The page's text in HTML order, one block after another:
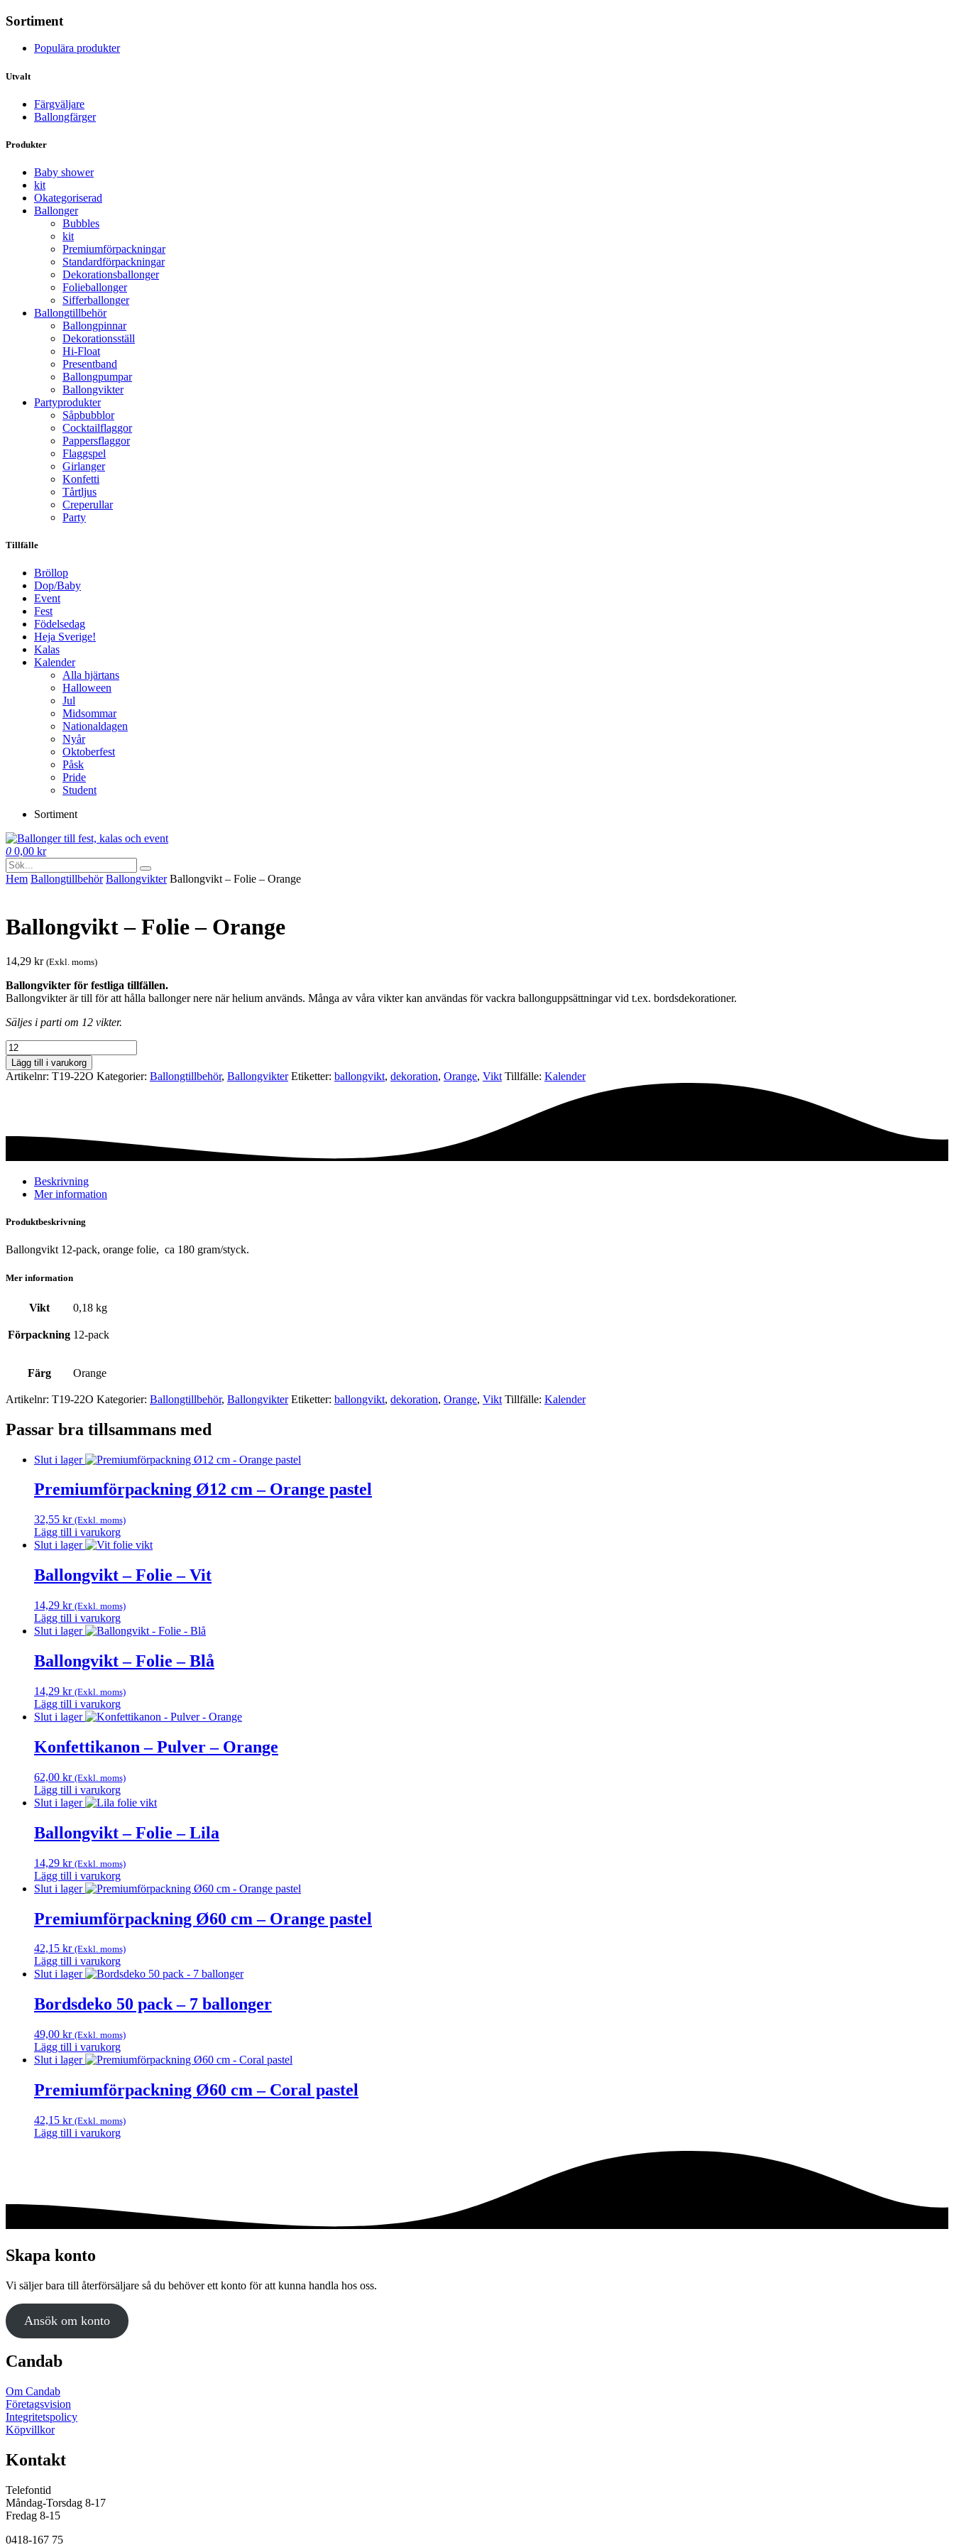
Sortiment
Populära produkter
Utvalt
Färgväljare
Ballongfärger
Produkter
Baby shower
kit
Okategoriserad
Ballonger
Bubbles
kit
Premium­förpackningar
Standard­­förpackningar
Dekorations­ballonger
Folie­­­ballonger
Siffer­­ballonger
Ballong­tillbehör
Ballongpinnar
Dekorationsställ
Hi-Float
Presentband
Ballongpumpar
Ballong­vikter
Party­­produkter
Såpbubblor
Cocktail­flaggor
Pappers­flaggor
Flaggspel
Girlanger
Konfetti
Tårtljus
Creperullar
Party
Tillfälle
Bröllop
Dop/Baby
Event
Fest
Födelsedag
Heja Sverige!
Kalas
Kalender
Alla hjärtans
Halloween
Jul
Midsommar
Nationaldagen
Nyår
Oktoberfest
Påsk
Pride
Student
Sortiment
0 0,00 kr
Hem Ballong­tillbehör Ballong­vikter Ballongvikt – Folie – Orange
Ballongvikt – Folie – Orange
14,29 kr (Exkl. moms)
Ballongvikter för festliga tillfällen.
Ballongvikter är till för att hålla ballonger nere när helium används. Många av våra vikter kan användas för vackra ballonguppsättningar vid t.ex. bordsdekorationer.
Säljes i parti om 12 vikter.
Ballongvikt
-
Folie
-
Lägg till i varukorg
Artikelnr: T19-22O Kategorier: Ballong­tillbehör, Ballong­vikter Etiketter: ballongvikt, dekoration, Orange, Vikt Tillfälle: Kalender
Beskrivning
Mer information
Produktbeskrivning
Ballongvikt 12-pack, orange folie, ca 180 gram/styck.
Mer information
Vikt 0,18 kg
Förpackning 12-pack
Färg Orange
Artikelnr: T19-22O Kategorier: Ballong­tillbehör, Ballong­vikter Etiketter: ballongvikt, dekoration, Orange, Vikt Tillfälle: Kalender
Passar bra tillsammans med
Slut i lager
Premiumförpackning Ø12 cm – Orange pastel
32,55 kr (Exkl. moms)
Lägg till i varukorg
Slut i lager
Ballongvikt – Folie – Vit
14,29 kr (Exkl. moms)
Lägg till i varukorg
Slut i lager
Ballongvikt – Folie – Blå
14,29 kr (Exkl. moms)
Lägg till i varukorg
Slut i lager
Konfettikanon – Pulver – Orange
62,00 kr (Exkl. moms)
Lägg till i varukorg
Slut i lager
Ballongvikt – Folie – Lila
14,29 kr (Exkl. moms)
Lägg till i varukorg
Slut i lager
Premiumförpackning Ø60 cm – Orange pastel
42,15 kr (Exkl. moms)
Lägg till i varukorg
Slut i lager
Bordsdeko 50 pack – 7 ballonger
49,00 kr (Exkl. moms)
Lägg till i varukorg
Slut i lager
Premiumförpackning Ø60 cm – Coral pastel
42,15 kr (Exkl. moms)
Lägg till i varukorg
Skapa konto
Vi säljer bara till återförsäljare så du behöver ett konto för att kunna handla hos oss.
Ansök om konto
Candab
Om Candab
Företagsvision
Integritetspolicy
Köpvillkor
Kontakt
Telefontid
Måndag-Torsdag 8-17
Fredag 8-15
0418-167 75